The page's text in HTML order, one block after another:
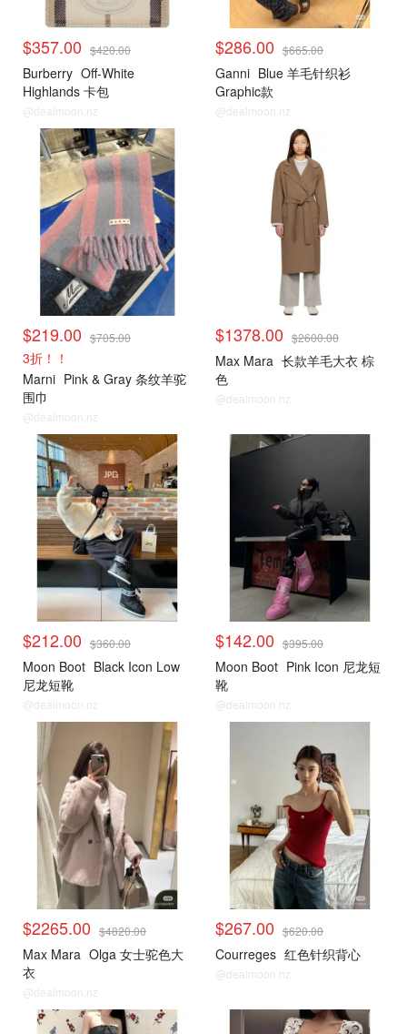
$357.00 $420.00
Burberry Off-White
Highlands 卡包
@dealmoon.nz
$286.00 $665.00
Ganni Blue 羊毛针织衫
Graphic款
@dealmoon.nz
小编推荐
$219.00 $705.00
3折！！
Marni Pink & Gray 条纹羊驼
围巾
@dealmoon.nz
$1378.00 $2600.00
Max Mara 长款羊毛大衣 棕
色
@dealmoon.nz
小编推荐
$212.00 $360.00
Moon Boot Black Icon Low
尼龙短靴
@dealmoon.nz
小编推荐
$142.00 $395.00
Moon Boot Pink Icon 尼龙短
靴
@dealmoon.nz
小编推荐
$2265.00 $4820.00
Max Mara Olga 女士驼色大
衣
@dealmoon.nz
$267.00 $620.00
Courreges 红色针织背心
@dealmoon.nz
小编推荐